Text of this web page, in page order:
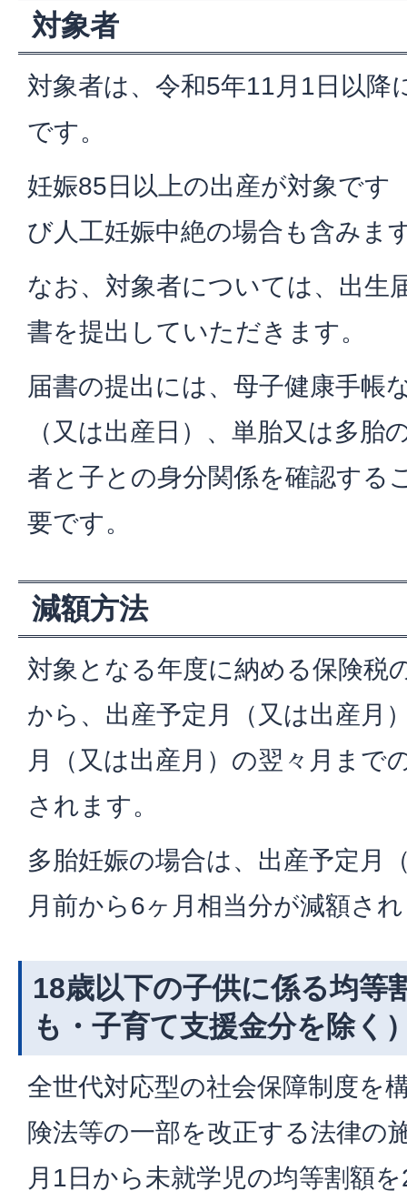
対象者
対象者は、令和5年11月1日以降
です。
妊娠85日以上の出産が対象です
び人工妊娠中絶の場合も含みま
なお、対象者については、出生
書を提出していただきます。
届書の提出には、母子健康手帳
（又は出産日）、単胎又は多胎
者と子との身分関係を確認する
要です。
減額方法
対象となる年度に納める保険税
から、出産予定月（又は出産月
月（又は出産月）の翌々月まで
されます。
多胎妊娠の場合は、出産予定月
月前から6ヶ月相当分が減額さ
18歳以下の子供に係る均等
も・子育て支援金分を除く
全世代対応型の社会保障制度を
険法等の一部を改正する法律の
月1日から未就学児の均等割額